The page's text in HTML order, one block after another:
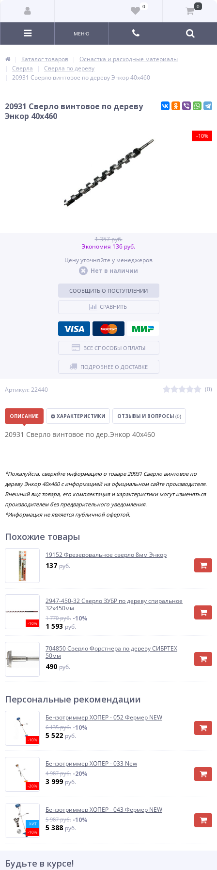
0 0
МЕНЮ
Каталог товаров
Оснастка и расходные материалы
Сверла
Сверла по дереву
20931 Сверло винтовое по дереву Энкор 40х460
20931 Сверло винтовое по дереву
Энкор 40х460
-10%
Артикул: 22440 (0)
1 357 руб.
Экономия 136 руб.
Цену уточняйте у менеджеров
Нет в наличии
СООБЩИТЬ О ПОСТУПЛЕНИИ
СРАВНИТЬ
ВСЕ СПОСОБЫ ОПЛАТЫ
ПОДРОБНЕЕ О ДОСТАВКЕ
ОПИСАНИЕ ХАРАКТЕРИСТИКИ ОТЗЫВЫ И ВОПРОСЫ (0)
20931 Сверло винтовое по дер.Энкор 40х460
*Пожалуйста, сверяйте информацию о товаре 20931 Сверло винтовое по
дереву Энкор 40х460 с информацией на официальном сайте производителя.
Внешний вид товара, его комплектация и характеристики могут изменяться
производителем без предварительного уведомления.
*Информация не является публичной офертой.
Похожие товары
19152 Фрезеровальное сверло 8мм Энкор
137 руб.
-10%
2947-450-32 Сверло ЗУБР по дереву спиральное
32х450мм
1 770 руб. -10%
1 593 руб.
704850 Сверло Форстнера по дереву СИБРТЕХ
50мм
490 руб.
Персональные рекомендации
-10%
Бензотриммер ХОПЕР - 052 Фермер NEW
6 135 руб. -10%
5 522 руб.
-20%
Бензотриммер ХОПЕР - 033 New
4 987 руб. -20%
3 999 руб.
ХИТ
-10%
Бензотриммер ХОПЕР - 043 Фермер NEW
5 987 руб. -10%
5 388 руб.
Будьте в курсе!